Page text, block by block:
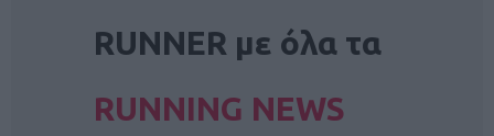
RUNNER με όλα τα
RUNNING NEWS